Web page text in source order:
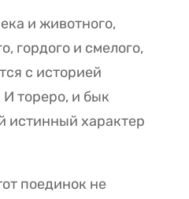
и животного,
гордого и смелого,
с историей
тореро, и бык
истинный характер
поединок не